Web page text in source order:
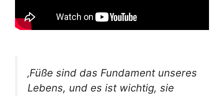
‚Füße sind das Fundament unseres
Lebens, und es ist wichtig, sie